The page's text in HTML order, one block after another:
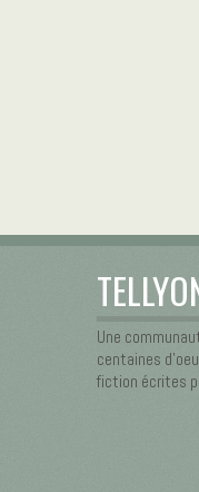
Une
centaines
fiction écrites